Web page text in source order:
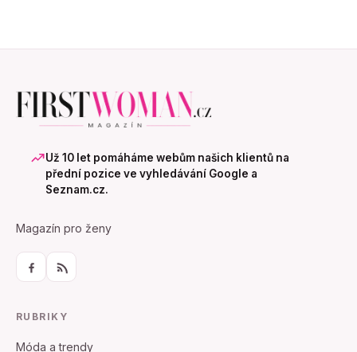
Už 10 let pomáháme webům našich klientů na
přední pozice ve vyhledávání Google a
Seznam.cz.
Magazín pro ženy
RUBRIKY
Móda a trendy